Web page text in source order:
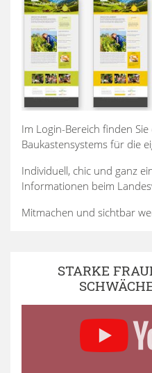
Im Login-Bereich finden
Baukastensystems für die
Individuell, chic und ganz
Informationen beim
Mitmachen und sichtbar
STARKE